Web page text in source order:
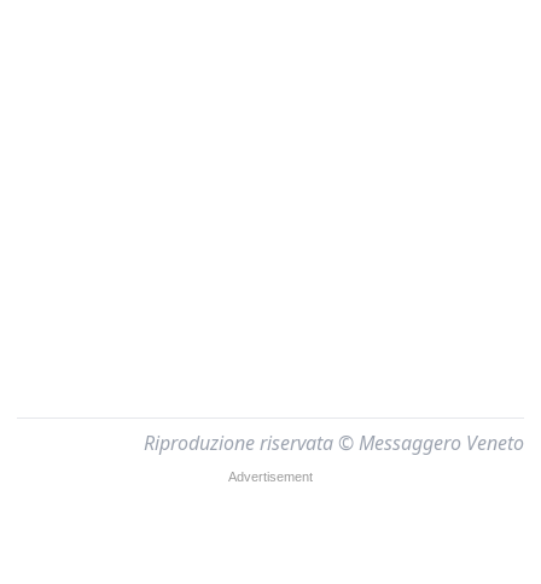
Riproduzione riservata © Messaggero Veneto